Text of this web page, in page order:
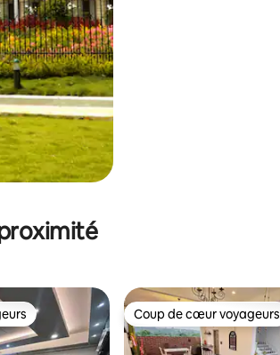
les plus appréciés Coup de cœur voyageurs
Coup de cœur voyageurs